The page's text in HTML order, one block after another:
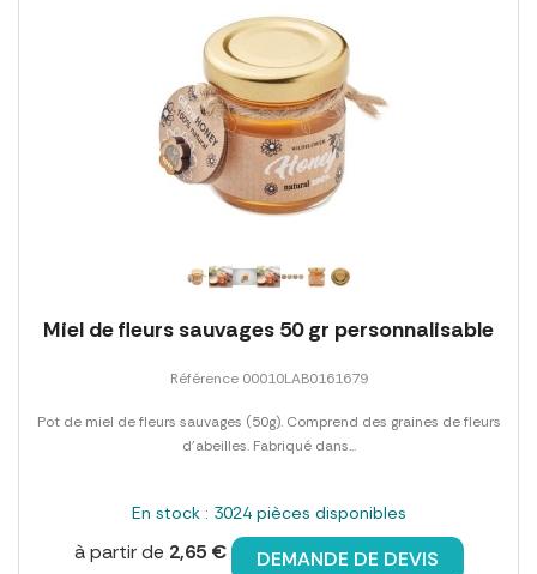
Miel de fleurs sauvages 50 gr personnalisable
Référence 00010LAB0161679
Pot de miel de fleurs sauvages (50g). Comprend des graines de fleurs
d'abeilles. Fabriqué dans...
En stock : 3024 pièces disponibles
à partir de 2,65 € DEMANDE DE DEVIS